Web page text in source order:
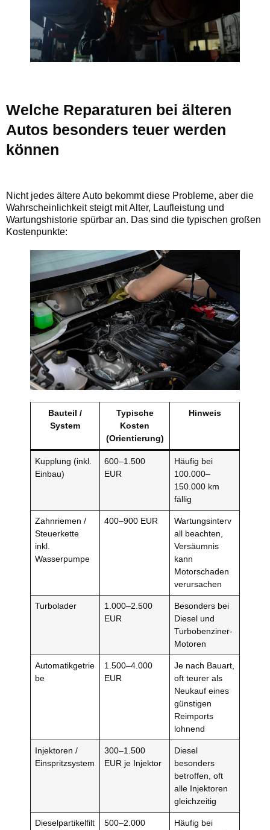
Welche Reparaturen bei älteren
Autos besonders teuer werden
können
Nicht jedes ältere Auto bekommt diese Probleme, aber die
Wahrscheinlichkeit steigt mit Alter, Laufleistung und
Wartungshistorie spürbar an. Das sind die typischen großen
Kostenpunkte:
Bauteil /
System
Typische
Kosten
(Orientierung)
Hinweis
Kupplung (inkl.
Einbau)
600–1.500
EUR
Häufig bei
100.000–
150.000 km
fällig
Zahnriemen /
Steuerkette
inkl.
Wasserpumpe
400–900 EUR
Wartungsinterv
all beachten,
Versäumnis
kann
Motorschaden
verursachen
Turbolader
1.000–2.500
EUR
Besonders bei
Diesel und
Turbobenziner-
Motoren
Automatikgetrie
be
1.500–4.000
EUR
Je nach Bauart,
oft teurer als
Neukauf eines
günstigen
Reimports
lohnend
Injektoren /
Einspritzsystem
300–1.500
EUR je Injektor
Diesel
besonders
betroffen, oft
alle Injektoren
gleichzeitig
Dieselpartikelfilt
500–2.000
Häufig bei